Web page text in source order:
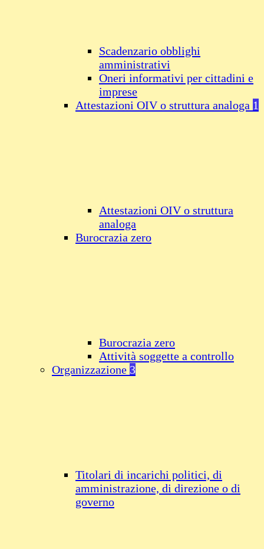
Scadenzario obblighi
amministrativi
Oneri informativi per cittadini e
imprese
Attestazioni OIV o struttura analoga 1
Attestazioni OIV o struttura
analoga
Burocrazia zero
Burocrazia zero
Attività soggette a controllo
Organizzazione 3
Titolari di incarichi politici, di
amministrazione, di direzione o di
governo